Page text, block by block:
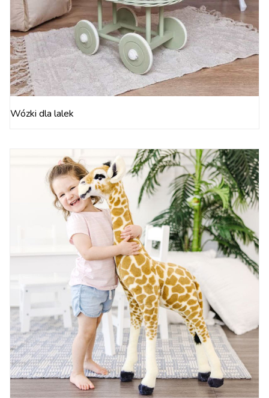
Wózki dla lalek